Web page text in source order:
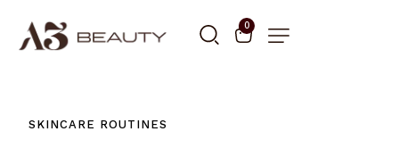
0
SKINCARE ROUTINES